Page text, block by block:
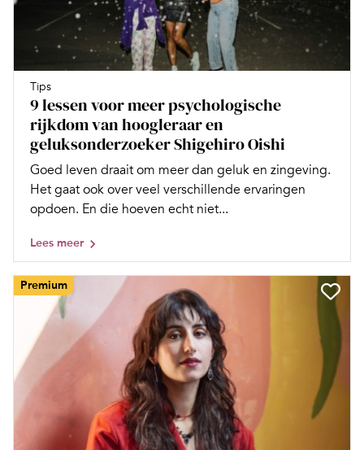
Tips
9 lessen voor meer psychologische
rijkdom van hoogleraar en
geluksonderzoeker Shigehiro Oishi
Goed leven draait om meer dan geluk en zingeving.
Het gaat ook over veel verschillende ervaringen
opdoen. En die hoeven echt niet...
Lees meer
Premium